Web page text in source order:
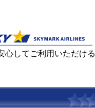
心してご利用いただける